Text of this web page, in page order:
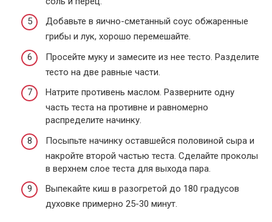
Добавьте в яично-сметанный соус обжаренные
грибы и лук, хорошо перемешайте.
Просейте муку и замесите из нее тесто. Разделите
тесто на две равные части.
Натрите противень маслом. Разверните одну
часть теста на противне и равномерно
распределите начинку.
Посыпьте начинку оставшейся половиной сыра и
накройте второй частью теста. Сделайте проколы
в верхнем слое теста для выхода пара.
Выпекайте киш в разогретой до 180 градусов
духовке примерно 25-30 минут.